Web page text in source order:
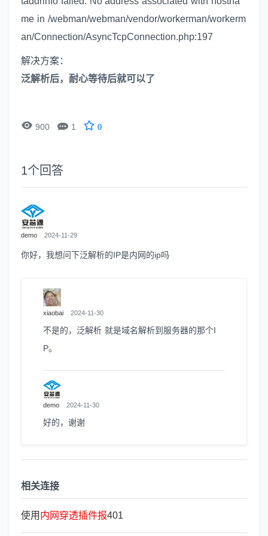
me in /webman/webman/vendor/workerman/workerm
an/Connection/AsyncTcpConnection.php:197
解决方案：
泛解析后，耐心等待后就可以了
 900  1 0
1个回答
demo 2024-11-29
你好，我想问下泛解析的IP是内网的ip吗
xiaobai 2024-11-30
不是的，泛解析 就是域名解析到服务器的那个I
P。
demo 2024-11-30
好的，谢谢
相关连接
使用 内 网 穿透插件报401